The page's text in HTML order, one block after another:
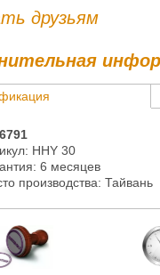
друзьям
HHY 30
6 месяцев
производства: Тайвань